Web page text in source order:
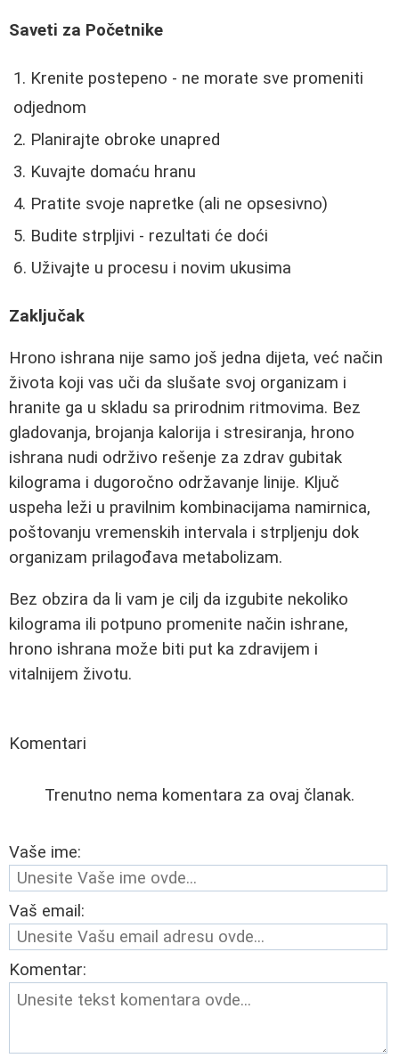
Saveti za Početnike
Krenite postepeno - ne morate sve promeniti
odjednom
Planirajte obroke unapred
Kuvajte domaću hranu
Pratite svoje napretke (ali ne opsesivno)
Budite strpljivi - rezultati će doći
Uživajte u procesu i novim ukusima
Zaključak
Hrono ishrana nije samo još jedna dijeta, već način
života koji vas uči da slušate svoj organizam i
hranite ga u skladu sa prirodnim ritmovima. Bez
gladovanja, brojanja kalorija i stresiranja, hrono
ishrana nudi održivo rešenje za zdrav gubitak
kilograma i dugoročno održavanje linije. Ključ
uspeha leži u pravilnim kombinacijama namirnica,
poštovanju vremenskih intervala i strpljenju dok
organizam prilagođava metabolizam.
Bez obzira da li vam je cilj da izgubite nekoliko
kilograma ili potpuno promenite način ishrane,
hrono ishrana može biti put ka zdravijem i
vitalnijem životu.
Komentari
Trenutno nema komentara za ovaj članak.
Vaše ime:
Vaš email:
Komentar: